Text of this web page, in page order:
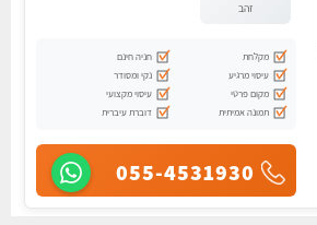
זהב
מקלחת
חניה חינם
עיסוי מרגיע
נקי ומסודר
מקום פרטי
עיסוי מקצועי
תמונה אמיתית
דוברת עיברית
055-4531930